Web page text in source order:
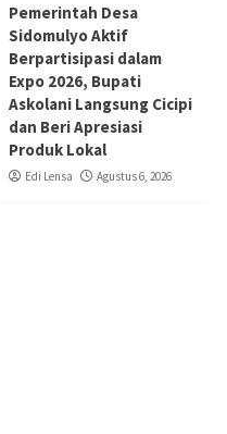
Pemerintah Desa
Sidomulyo Aktif
Berpartisipasi dalam
Expo 2026, Bupati
Askolani Langsung Cicipi
dan Beri Apresiasi
Produk Lokal
Edi Lensa Agustus 6, 2026